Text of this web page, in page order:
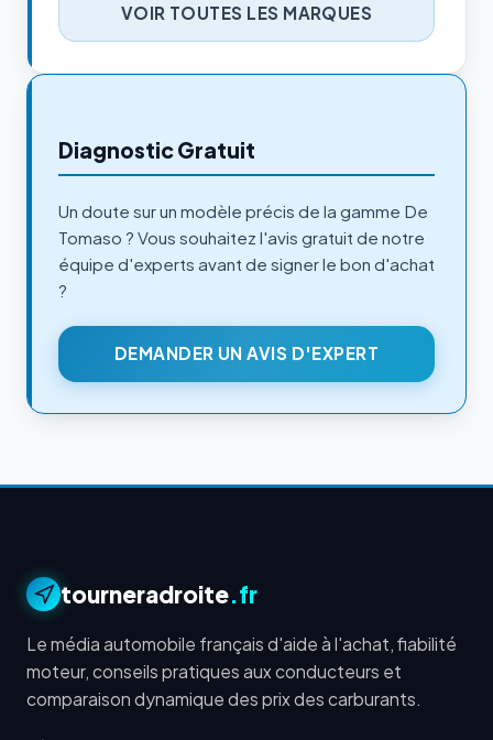
VOIR TOUTES LES MARQUES
Diagnostic Gratuit
Un doute sur un modèle précis de la gamme De
Tomaso ? Vous souhaitez l'avis gratuit de notre
équipe d'experts avant de signer le bon d'achat
?
DEMANDER UN AVIS D'EXPERT
tourneradroite.fr
Le média automobile français d'aide à l'achat, fiabilité
moteur, conseils pratiques aux conducteurs et
comparaison dynamique des prix des carburants.